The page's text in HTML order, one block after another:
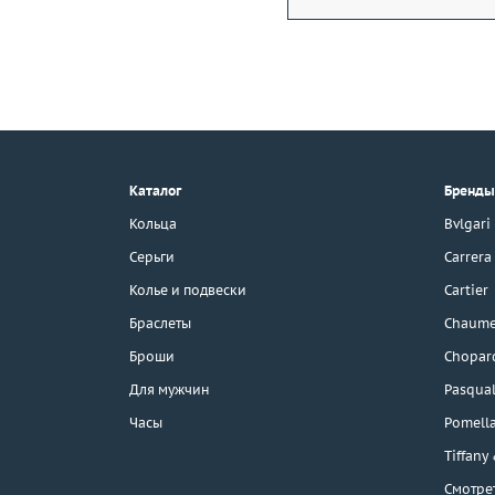
г. Москва, Тихвинский пер., д. 7,
3D-тур по шоуруму
Каталог
Кольца
Серьги
Колье и подвески
Браслеты
Броши
Для мужчин
Часы
Бренды
Bvlgari
Carrera
Cartier
Tiffany